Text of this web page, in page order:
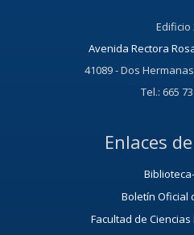
Edificio
Avenida Rectora
41089 - Dos
Tel.: 665
Enlaces
Boletín Oficial
Facultad de